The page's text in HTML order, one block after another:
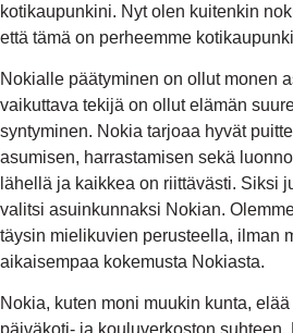
kotikaupunkini. Nyt olen kuitenkin
että tämä on perheemme
Nokialle päätyminen on ollut monen
vaikuttava tekijä on ollut elämän
syntyminen. Nokia tarjoaa hyvät
asumisen, harrastamisen sekä
lähellä ja kaikkea on riittävästi. Siksi
valitsi asuinkunnaksi Nokian.
täysin mielikuvien perusteella, ilman
aikaisempaa kokemusta Nokiasta.
Nokia, kuten moni muukin kunta,